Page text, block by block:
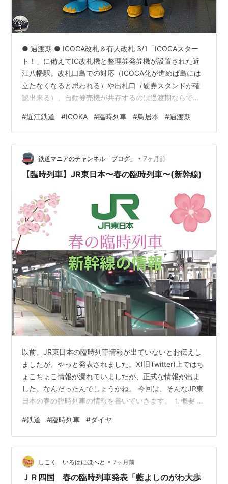
● 過渡期 ● ICOCA改札＆有人改札 3/1「ICOCAスター
ト！」に備えてIC改札機と整理券発券機が設置された近
江八幡駅。改札口島での対応（ICOCA化が進めば島には
立たなくなると思われる）や出札口（硬券スタンドが確
認出来る）、自動券売機が共存するのは過渡期ならでは
の発売日です」案内も、3/1以降は無くなる（毎日利用可
になるため）。それにしても紙切符販売を終了させると
は思いきったもの。 （近江八幡 2/15） 日野駅のIC改札
機はチョットお茶目。今日は有人駅業務最終日、明日3/1
からは無人駅となる。 （日野 2/28） 彦根車庫では809…
#近江鉄道 #ICOKA #臨時列車 #鳥居本 #過渡期
鉄道マニアのチャンネル「ブログ」 • 7ヶ月前
【臨時列車】JR東日本〜春の臨時列車〜(新幹線)
以前、JR東日本の臨時列車情報が出ていないとお伝えし
ましたが、やっと発表されました。X(旧Twitter)上ではち
ょこちょこ情報が漏れていましたが、正式な情報が出ま
した。なんだったんでしょうかね。 今回は、そんなJR東
日本の春の臨時列車の情報を書いていきます。 ⒈概要 ⒉
幹線 ⒉上越・北陸新幹線 ⒈概要 この情報は、JR東日本
の春の臨時列車プレスリリースから引用したものです。
⒉臨時列車内容 ここでは、2026年3月1日から6月30日ま
でに運行される臨時列車(以下、春の臨時列車か、春臨と
呼びます。)をまとめます。 春の臨時列車は、運行内容
#鉄道 #臨時列車 #ダイヤ
しこく いろはにほへと • 7ヶ月前
ＪＲ四国 春の臨時列車発表「藍よしのがわ大歩